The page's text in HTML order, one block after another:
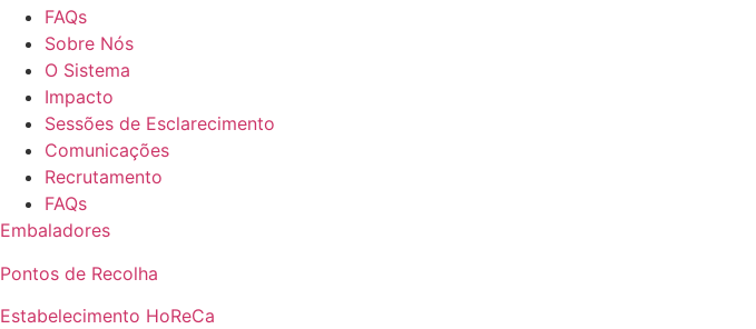
FAQs
Sobre Nós
O Sistema
Impacto
Sessões de Esclarecimento
Comunicações
Recrutamento
FAQs
Embaladores
Pontos de Recolha
Estabelecimento HoReCa